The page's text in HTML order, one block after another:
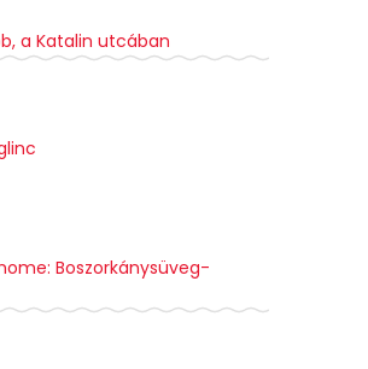
a Katalin utcában
Boszorkánysüveg-